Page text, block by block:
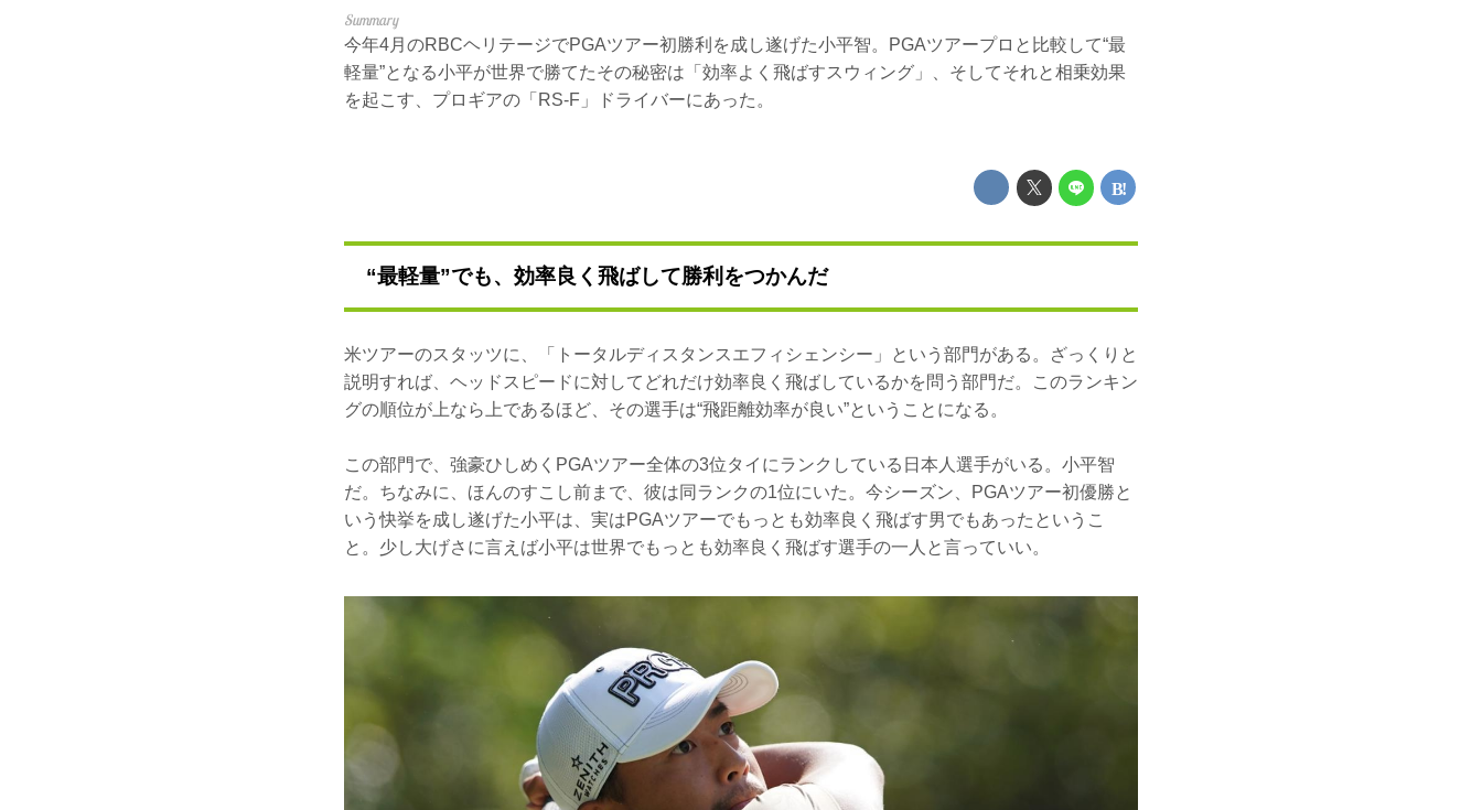
今年4月のRBCヘリテージでPGAツアー初勝利を成し遂げた小平智。PGAツアープロと比較して“最
軽量”となる小平が世界で勝てたその秘密は「効率よく飛ばすスウィング」、そしてそれと相乗効果
を起こす、プロギアの「RS-F」ドライバーにあった。
“最軽量”でも、効率良く飛ばして勝利をつかんだ
米ツアーのスタッツに、「トータルディスタンスエフィシェンシー」という部門がある。ざっくりと
説明すれば、ヘッドスピードに対してどれだけ効率良く飛ばしているかを問う部門だ。このランキン
グの順位が上なら上であるほど、その選手は“飛距離効率が良い”ということになる。
この部門で、強豪ひしめくPGAツアー全体の3位タイにランクしている日本人選手がいる。小平智
だ。ちなみに、ほんのすこし前まで、彼は同ランクの1位にいた。今シーズン、PGAツアー初優勝と
いう快挙を成し遂げた小平は、実はPGAツアーでもっとも効率良く飛ばす男でもあったというこ
と。少し大げさに言えば小平は世界でもっとも効率良く飛ばす選手の一人と言っていい。